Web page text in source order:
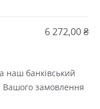
6 272,00₴
наш банківський
Вашого замовлення